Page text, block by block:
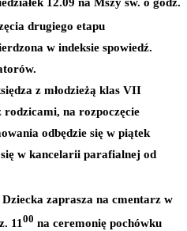
12.09 na Mszy św. o godz.
drugiego etapu
w indeksie spowiedź.
z młodzieżą klas VII
rodzicami, na rozpoczęcie
odbędzie się w piątek
w kancelarii parafialnej od
zaprasza na cmentarz w
1100 na ceremonię pochówku